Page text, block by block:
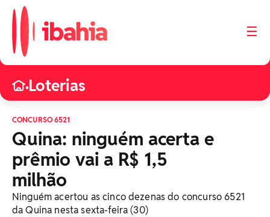
☰
•Loterias
CONCURSO 6521
Quina: ninguém acerta e
prêmio vai a R$ 1,5
milhão
Ninguém acertou as cinco dezenas do concurso 6521
da Quina nesta sexta-feira (30)